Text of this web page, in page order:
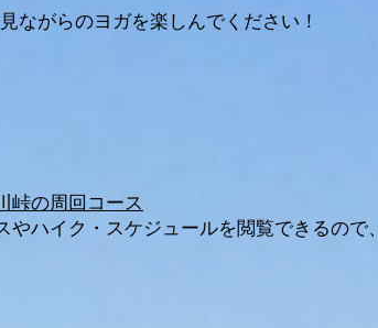
ながらのヨガを楽しんでください！
の周回コース
ハイク・スケジュールを閲覧できるので、